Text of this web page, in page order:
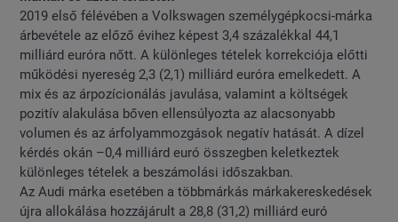
2019 első félévében a Volkswagen személygépkocsi-márka
árbevétele az előző évihez képest 3,4 százalékkal 44,1
milliárd euróra nőtt. A különleges tételek korrekciója előtti
működési nyereség 2,3 (2,1) milliárd euróra emelkedett. A
mix és az árpozícionálás javulása, valamint a költségek
pozitív alakulása bőven ellensúlyozta az alacsonyabb
volumen és az árfolyammozgások negatív hatását. A dízel
kérdés okán –0,4 milliárd euró összegben keletkeztek
különleges tételek a beszámolási időszakban.
Az Audi márka esetében a többmárkás márkakereskedések
újra allokálása hozzájárult a 28,8 (31,2) milliárd euró